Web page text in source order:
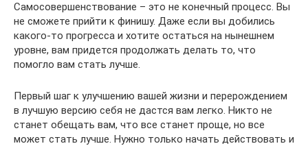
Самосовершенствование – это не конечный процесс. Вы
не сможете прийти к финишу. Даже если вы добились
какого-то прогресса и хотите остаться на нынешнем
уровне, вам придется продолжать делать то, что
помогло вам стать лучше.
Первый шаг к улучшению вашей жизни и перерождением
в лучшую версию себя не дастся вам легко. Никто не
станет обещать вам, что все станет проще, но все
может стать лучше. Нужно только начать действовать и